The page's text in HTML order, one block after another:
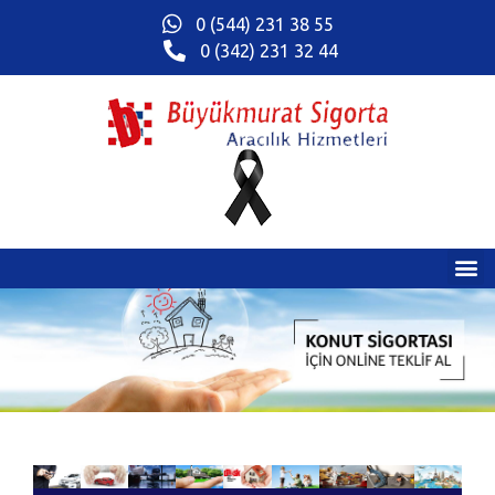
0 (544) 231 38 55
0 (342) 231 32 44